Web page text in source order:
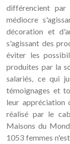
différencient
médiocre
décoration et
s'agissant des
éviter les
produites par la
salariés, ce qui
témoignages et
leur appréciation
réalisé par le
Maisons du
1053 femmes